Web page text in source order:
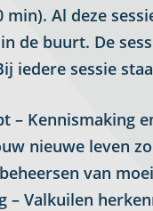
min). Al deze
de buurt. De
iedere sessie
– Kennismaking
nieuwe leven
van
– Valkuilen